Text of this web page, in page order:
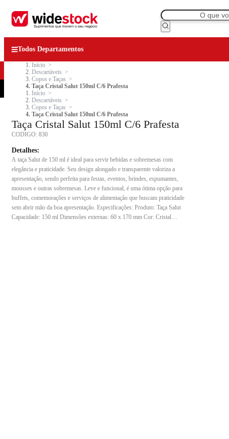
Todos Departamentos
Início
Descartáveis
Copos e Taças
Taça Cristal Salut 150ml C/6 Prafesta
Início
Descartáveis
Copos e Taças
Taça Cristal Salut 150ml C/6 Prafesta
Taça Cristal Salut 150ml C/6 Prafesta
CODIGO: 830
Detalhes:
A taça Salut de 150 ml é ideal para servir bebidas e sobremesas com
elegância e praticidade. Seu design alongado e transparente valoriza a
apresentação, sendo perfeita para festas, eventos, brindes, espumantes,
mousses e outras sobremesas. Leve e funcional, é uma ótima opção para
buffets, comemorações e serviços de alimentação que buscam praticidade
sem abrir mão da boa apresentação. Especificações: Produto: Taça Salut
Capacidade: 150 ml Dimensões externas: 60 x 170 mm Cor: Cristal